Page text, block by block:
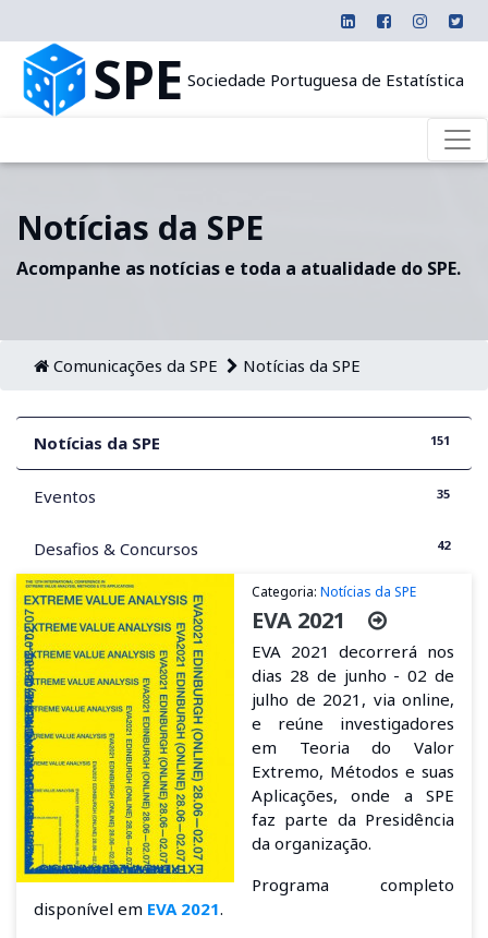
SPE Sociedade Portuguesa de Estatística
Notícias da SPE
Acompanhe as notícias e toda a atualidade do SPE.
Comunicações da SPE Notícias da SPE
Notícias da SPE 151
Eventos 35
Desafios & Concursos 42
Categoria: Notícias da SPE
EVA 2021
EVA 2021 decorrerá nos
dias 28 de junho - 02 de
julho de 2021, via online,
e reúne investigadores
em Teoria do Valor
Extremo, Métodos e suas
Aplicações, onde a SPE
faz parte da Presidência
da organização.
Programa completo
disponível em EVA 2021.